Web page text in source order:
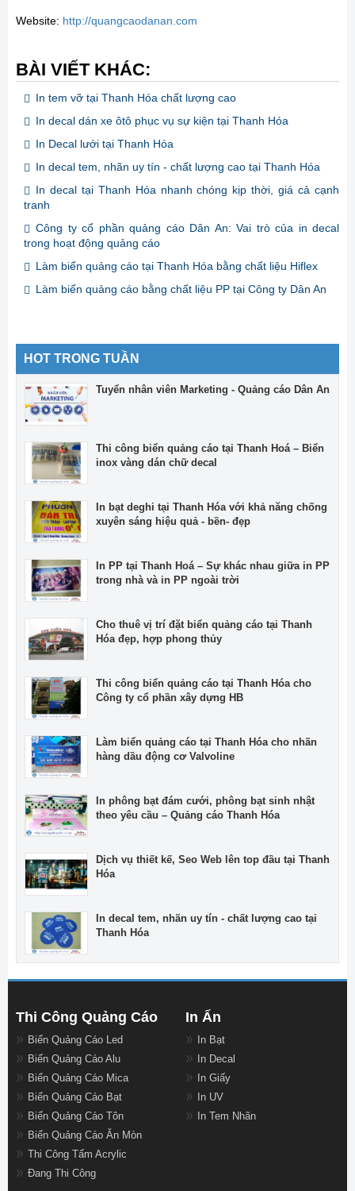
Website: http://quangcaodanan.com
BÀI VIẾT KHÁC:
In tem vỡ tại Thanh Hóa chất lượng cao
In decal dán xe ôtô phục vụ sự kiện tại Thanh Hóa
In Decal lưới tại Thanh Hóa
In decal tem, nhãn uy tín - chất lượng cao tại Thanh Hóa
In decal tại Thanh Hóa nhanh chóng kịp thời, giá cả cạnh
tranh
Công ty cổ phần quảng cáo Dân An: Vai trò của in decal
trong hoạt động quảng cáo
Làm biển quảng cáo tại Thanh Hóa bằng chất liệu Hiflex
Làm biển quảng cáo bằng chất liệu PP tại Công ty Dân An
HOT TRONG TUẦN
Tuyển nhân viên Marketing - Quảng cáo Dân An
Thi công biển quảng cáo tại Thanh Hoá – Biển
inox vàng dán chữ decal
In bạt deghi tại Thanh Hóa với khả năng chống
xuyên sáng hiệu quả - bền- đẹp
In PP tại Thanh Hoá – Sự khác nhau giữa in PP
trong nhà và in PP ngoài trời
Cho thuê vị trí đặt biển quảng cáo tại Thanh
Hóa đẹp, hợp phong thủy
Thi công biển quảng cáo tại Thanh Hóa cho
Công ty cổ phần xây dựng HB
Làm biển quảng cáo tại Thanh Hóa cho nhãn
hàng dầu động cơ Valvoline
In phông bạt đám cưới, phông bạt sinh nhật
theo yêu cầu – Quảng cáo Thanh Hóa
Dịch vụ thiết kế, Seo Web lên top đầu tại Thanh
Hóa
In decal tem, nhãn uy tín - chất lượng cao tại
Thanh Hóa
Thi Công Quảng Cáo
Biển Quảng Cáo Led
Biển Quảng Cáo Alu
Biển Quảng Cáo Mica
Biển Quảng Cáo Bạt
Biển Quảng Cáo Tôn
Biển Quảng Cáo Ăn Mòn
Thi Công Tấm Acrylic
Đang Thi Công
In Ấn
In Bạt
In Decal
In Giấy
In UV
In Tem Nhãn